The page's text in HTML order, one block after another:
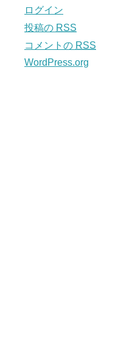
ログイン
投稿の RSS
コメントの RSS
WordPress.org